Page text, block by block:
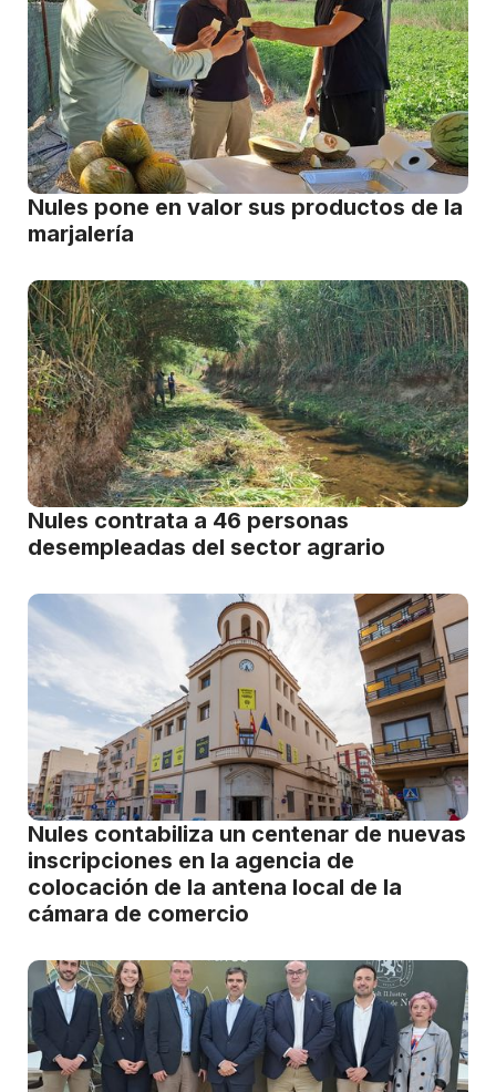
Nules pone en valor sus productos de la
marjalería
Nules contrata a 46 personas
desempleadas del sector agrario
Nules contabiliza un centenar de nuevas
inscripciones en la agencia de
colocación de la antena local de la
cámara de comercio